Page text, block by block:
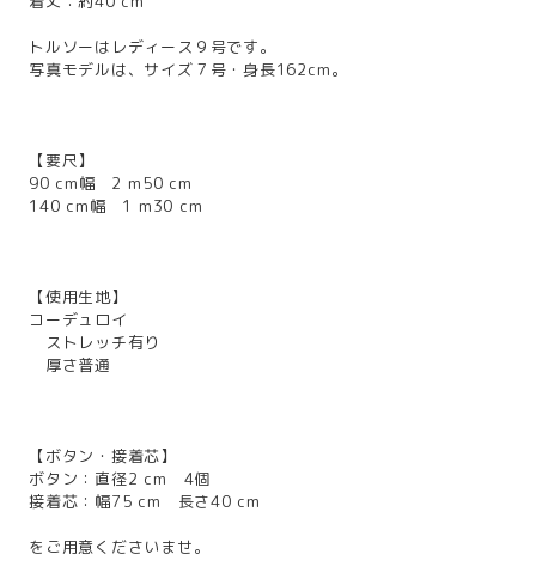
トルソーはレディース９号です。
写真モデルは、サイズ７号・身長162cm。
【要尺】
90 cm幅 2 m50 cm
140 cm幅 1 m30 cm
【使用生地】
コーデュロイ
ストレッチ有り
厚さ普通
【ボタン・接着芯】
ボタン：直径2 cm 4個
接着芯：幅75 cm 長さ40 cm
をご用意くださいませ。